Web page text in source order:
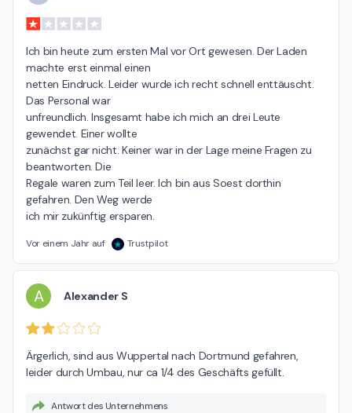
Ich bin heute zum ersten Mal vor Ort gewesen. Der Laden
machte erst einmal einen
netten Eindruck. Leider wurde ich recht schnell enttäuscht.
Das Personal war
unfreundlich. Insgesamt habe ich mich an drei Leute
gewendet. Einer wollte
zunächst gar nicht. Keiner war in der Lage meine Fragen zu
beantworten. Die
Regale waren zum Teil leer. Ich bin aus Soest dorthin
gefahren. Den Weg werde
ich mir zukünftig ersparen.
Vor einem Jahr auf Trustpilot
A Alexander S
Ärgerlich, sind aus Wuppertal nach Dortmund gefahren,
leider durch Umbau, nur ca 1/4 des Geschäfts gefüllt.
Antwort des Unternehmens